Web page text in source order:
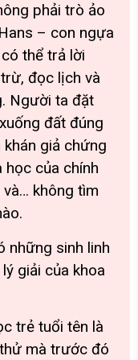
phải trò ảo
– con ngựa
thể trả lời
đọc lịch và
Người ta đặt
đất đúng
giả chứng
học của chính
không tìm
những sinh linh
giải của khoa
trẻ tuổi tên là
mà trước đó